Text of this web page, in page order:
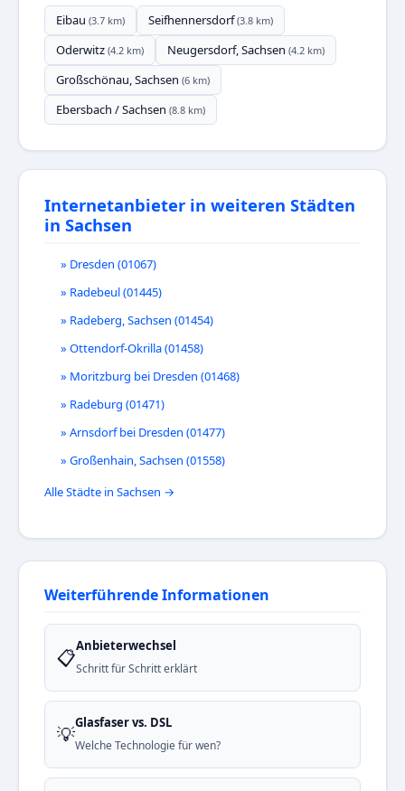
Eibau (3.7 km) Seifhennersdorf(3.8 km)
Oderwitz (4.2 km) Neugersdorf, Sachsen (4.2 km)
Großschönau, Sachsen (6 km)
Ebersbach / Sachsen (8.8 km)
Internetanbieter in weiteren Städten
in Sachsen
» Dresden (01067)
» Radebeul (01445)
» Radeberg, Sachsen (01454)
» Ottendorf-Okrilla (01458)
» Moritzburg bei Dresden (01468)
» Radeburg (01471)
» Arnsdorf bei Dresden (01477)
» Großenhain, Sachsen (01558)
Alle Städte in Sachsen →
Weiterführende Informationen
📋Anbieterwechsel
Schritt für Schritt erklärt
💡Glasfaser vs. DSL
Welche Technologie für wen?